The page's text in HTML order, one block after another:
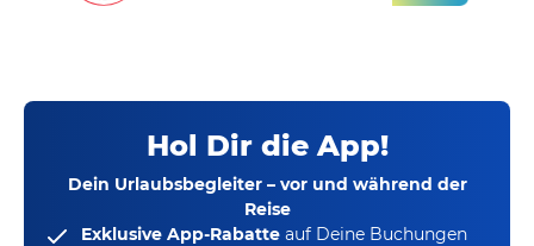
Hol Dir die App!
Dein Urlaubsbegleiter – vor und während der
Reise
Exklusive App-Rabatte auf Deine Buchungen